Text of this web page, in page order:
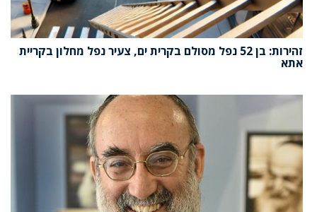
זהירות: בן 52 נפל מסולם בקרית ים, צעיר נפל מחלון בקריית
אתא